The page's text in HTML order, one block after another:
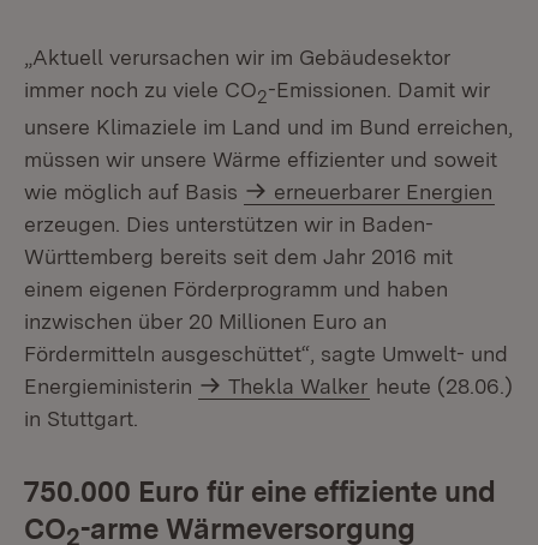
„Aktuell verursachen wir im Gebäudesektor
immer noch zu viele CO2-Emissionen. Damit wir
unsere Klimaziele im Land und im Bund erreichen,
müssen wir unsere Wärme effizienter und soweit
wie möglich auf Basis
erneuerbarer Energien
erzeugen. Dies unterstützen wir in Baden-
Württemberg bereits seit dem Jahr 2016 mit
einem eigenen Förderprogramm und haben
inzwischen über 20 Millionen Euro an
Fördermitteln ausgeschüttet“, sagte Umwelt- und
Energieministerin
Thekla Walker heute (28.06.)
in Stuttgart.
750.000 Euro für eine effiziente und
CO2-arme Wärmeversorgung